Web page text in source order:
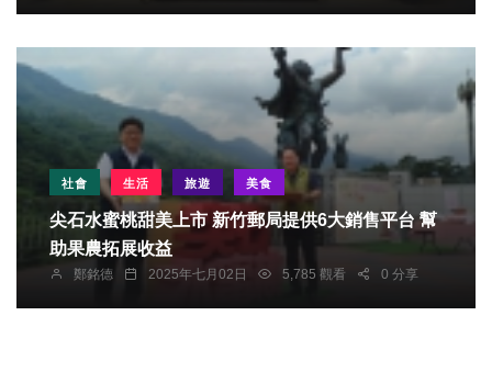
社會 生活 旅遊 美食
尖石水蜜桃甜美上市 新竹郵局提供6大銷售平台 幫
助果農拓展收益
鄭銘德 2025年七月02日 5,785 觀看 0 分享